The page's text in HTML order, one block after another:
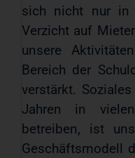
sich nicht nur in
Verzicht auf
unsere
Bereich der
verstärkt.
Jahren in
betreiben, ist
Geschäftsmodell